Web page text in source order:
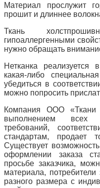
Материал прослужит
прошит и длиннее
Ткань
гипоаллергенными
нужно обращать
Нетканка
какая-либо
убедиться в
можно попросить
Компания ООО «Ткани
выполнением всех
требований,
стандартам, продает
Существует
оформлении заказа
просьбе заказчика,
материала,
разного размера с